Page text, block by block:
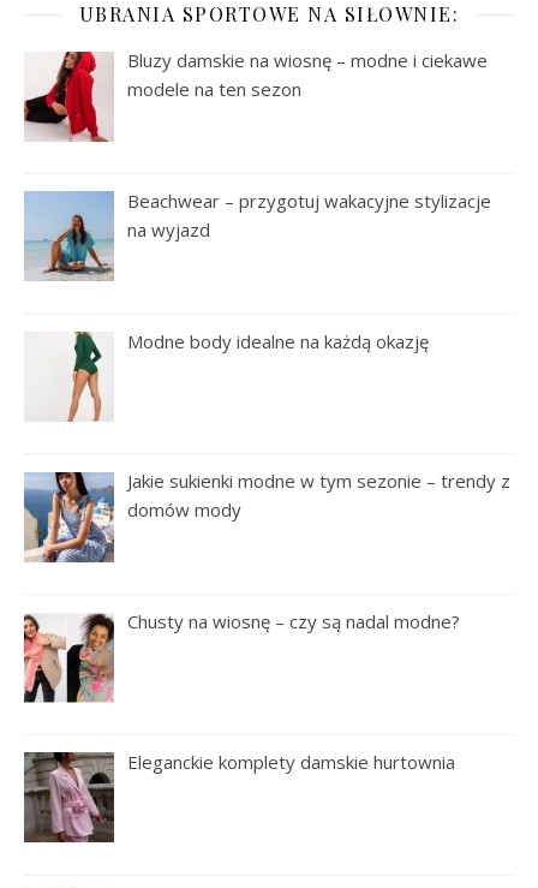
UBRANIA SPORTOWE NA SIŁOWNIE:
Bluzy damskie na wiosnę – modne i ciekawe
modele na ten sezon
Beachwear – przygotuj wakacyjne stylizacje
na wyjazd
Modne body idealne na każdą okazję
Jakie sukienki modne w tym sezonie – trendy z
domów mody
Chusty na wiosnę – czy są nadal modne?
Eleganckie komplety damskie hurtownia